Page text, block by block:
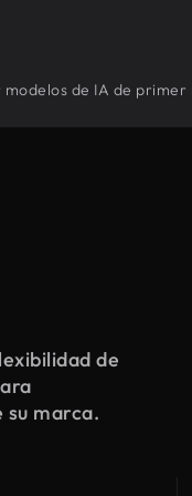
de IA de primer
de
marca.